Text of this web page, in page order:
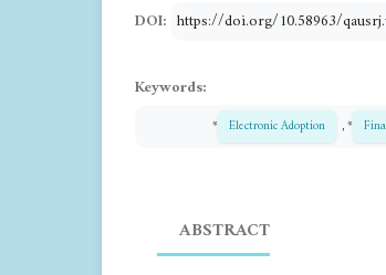
DOI: https://doi.org/10.58963/
Keywords:
* Electronic Adoption , *
ABSTRACT